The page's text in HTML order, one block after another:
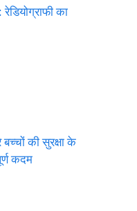
का
की सुरक्षा के
कदम